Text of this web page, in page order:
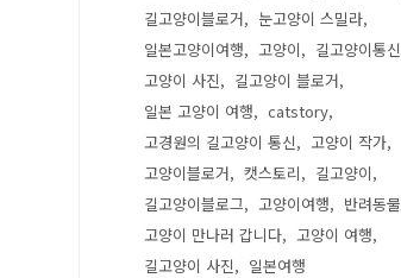
길고양이블로거
눈고양이 스밀라
일본고양이여행
고양이
길고양이통신
고양이 사진
길고양이 블로거
일본 고양이 여행
catstory
고경원의 길고양이 통신
고양이 작가
고양이블로거
캣스토리
길고양이
길고양이블로그
고양이여행
반려동물
고양이 만나러 갑니다
고양이 여행
길고양이 사진
일본여행